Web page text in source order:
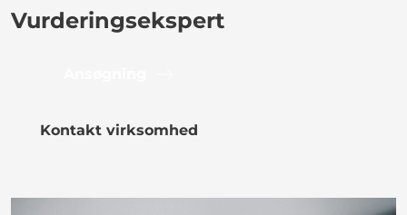
Vurderingsekspert
Kontakt virksomhed